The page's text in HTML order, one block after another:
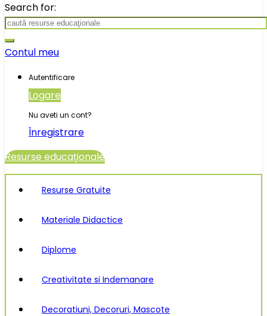
Search for:
Contul meu
Autentificare
Logare
Nu aveti un cont?
Înregistrare
Resurse educaţionale
Resurse Gratuite
Materiale Didactice
Diplome
Creativitate si Indemanare
Decoratiuni, Decoruri, Mascote